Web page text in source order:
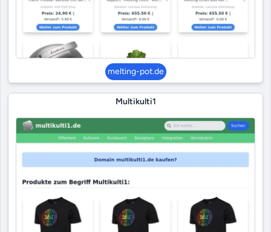
melting-pot.de
Multikulti1